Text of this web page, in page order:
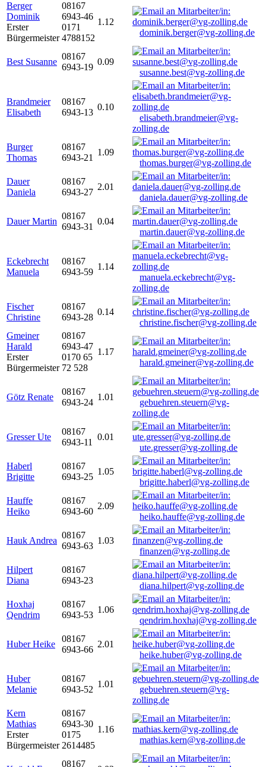
Berger
Dominik
Erster
Bürgermeister
08167
6943-46
0171
4788152
1.12
dominik.berger@vg-zolling.de
Best Susanne
08167
6943-19
0.09
susanne.best@vg-zolling.de
Brandmeier
Elisabeth
08167
6943-13
0.10
elisabeth.brandmeier@vg-
zolling.de
Burger
Thomas
08167
6943-21
1.09
thomas.burger@vg-zolling.de
Dauer
Daniela
08167
6943-27
2.01
daniela.dauer@vg-zolling.de
Dauer Martin
08167
6943-31
0.04
martin.dauer@vg-zolling.de
Eckebrecht
Manuela
08167
6943-59
1.14
manuela.eckebrecht@vg-
zolling.de
Fischer
Christine
08167
6943-28
0.14
christine.fischer@vg-zolling.de
Gmeiner
Harald
Erster
Bürgermeister
08167
6943-47
0170 65
72 528
1.17
harald.gmeiner@vg-zolling.de
Götz Renate
08167
6943-24
1.01
gebuehren.steuern@vg-
zolling.de
Gresser Ute
08167
6943-11
0.01
ute.gresser@vg-zolling.de
Haberl
Brigitte
08167
6943-25
1.05
brigitte.haberl@vg-zolling.de
Hauffe
Heiko
08167
6943-60
2.09
heiko.hauffe@vg-zolling.de
Hauk Andrea
08167
6943-63
1.03
finanzen@vg-zolling.de
Hilpert
Diana
08167
6943-23
diana.hilpert@vg-zolling.de
Hoxhaj
Qendrim
08167
6943-53
1.06
qendrim.hoxhaj@vg-zolling.de
Huber Heike
08167
6943-66
2.01
heike.huber@vg-zolling.de
Huber
Melanie
08167
6943-52
1.01
gebuehren.steuern@vg-
zolling.de
Kern
Mathias
Erster
Bürgermeister
08167
6943-30
0175
2614485
1.16
mathias.kern@vg-zolling.de
08167